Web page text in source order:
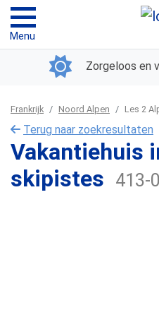
Menu
Zorgeloos en
Frankrijk Noord Alpen Les 2
Terug naar zoekresultaten
Vakantiehuis
skipistes 413-